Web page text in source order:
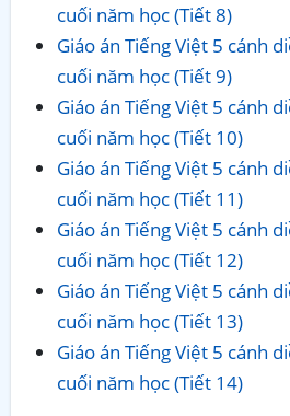
cuối năm học (Tiết 8)
Giáo án Tiếng Việt 5 cánh
cuối năm học (Tiết 9)
Giáo án Tiếng Việt 5 cánh
cuối năm học (Tiết 10)
Giáo án Tiếng Việt 5 cánh
cuối năm học (Tiết 11)
Giáo án Tiếng Việt 5 cánh
cuối năm học (Tiết 12)
Giáo án Tiếng Việt 5 cánh
cuối năm học (Tiết 13)
Giáo án Tiếng Việt 5 cánh
cuối năm học (Tiết 14)